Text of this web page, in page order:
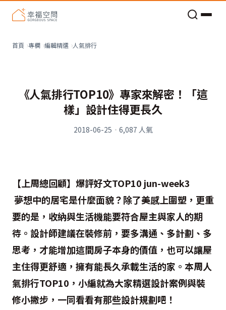
首頁 專欄 編輯精選 人氣排行
《人氣排行TOP10》專家來解密！「這
樣」設計住得更長久
2018-06-25 · 6,087 人氣
【上周總回顧】爆評好文TOP10 jun-week3
夢想中的居宅是什麼面貌？除了美感上圍塑，更重
要的是，收納與生活機能要符合屋主與家人的期
待。設計師建議在裝修前，要多溝通、多計劃、多
思考，才能增加這間房子本身的價值，也可以讓屋
主住得更舒適，擁有能長久承載生活的家。本周人
氣排行TOP10，小編就為大家精選設計案例與裝
修小撇步 ，一同看看有那些設計規劃吧！